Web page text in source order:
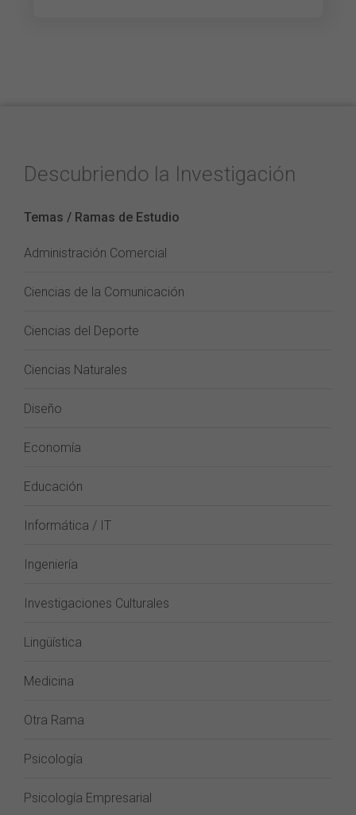
Descubriendo la Investigación
Temas / Ramas de Estudio
Administración Comercial
Ciencias de la Comunicación
Ciencias del Deporte
Ciencias Naturales
Diseño
Economía
Educación
Informática / IT
Ingeniería
Investigaciones Culturales
Lingüística
Medicina
Otra Rama
Psicología
Psicología Empresarial